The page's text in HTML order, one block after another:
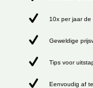
10x per jaar
Geweldige
Tips voor
Eenvoudig af